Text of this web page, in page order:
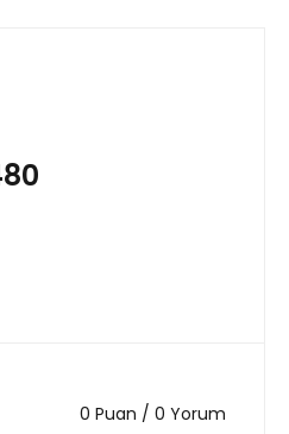
0 Puan / 0 Yorum